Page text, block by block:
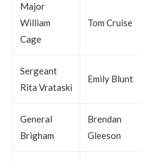
Major
William
Cage
Tom Cruise
Sergeant
Rita Vrataski
Emily Blunt
General
Brigham
Brendan
Gleeson